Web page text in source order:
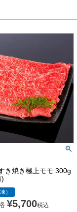
き焼き極上モモ 300g
)
）
¥5,700税込